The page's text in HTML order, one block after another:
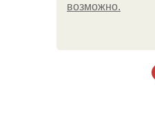
возможно.